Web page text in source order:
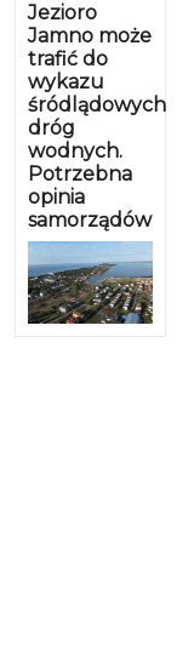
Jezioro
Jamno może
trafić do
wykazu
śródlądowych
dróg
wodnych.
Potrzebna
opinia
samorządów